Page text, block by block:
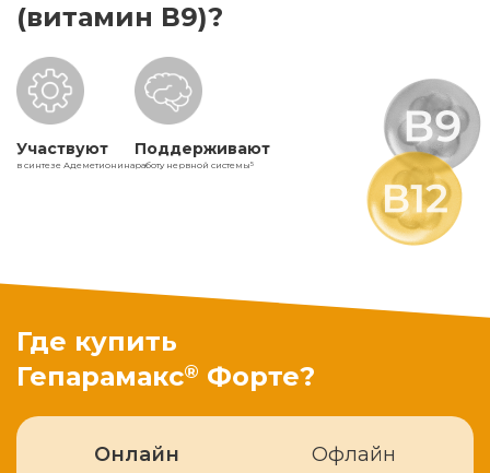
(витамин В9)?
Участвуют
в синтезе Адеметионина
Поддерживают
работу нервной системы5
Где купить
Гепарамакс® Форте?
Онлайн Офлайн